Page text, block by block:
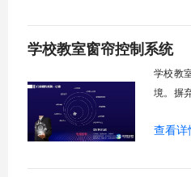
生视力
排效果
学校教室窗帘控制系统
学校教
境。摒
足，节
能智慧
查看详